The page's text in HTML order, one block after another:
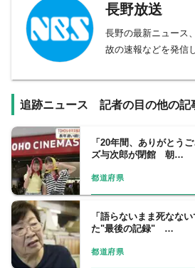
長野放送
長野の最新ニュース
故の速報などを発信
追跡ニュース 記者の目の他の記
「20年間、ありがとう
ズ与次郎が閉館 朝…
都道府県
「語らないまま死なな
た"最後の記録" …
都道府県